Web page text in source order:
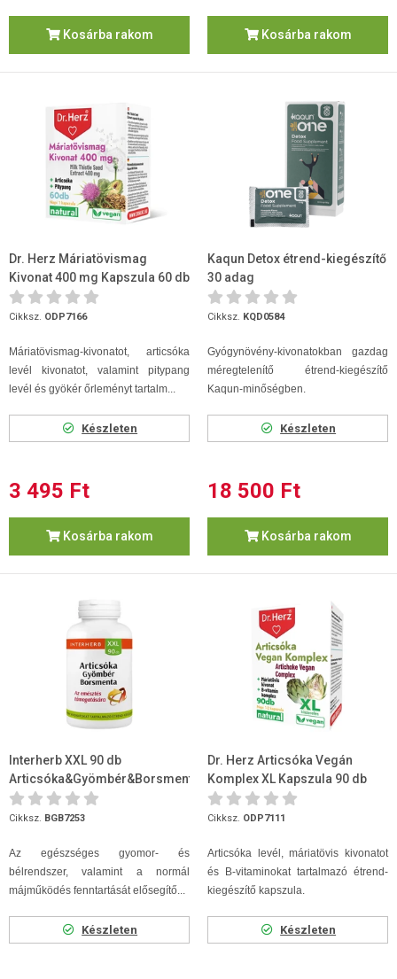
Kosárba rakom Kosárba rakom
Dr. Herz Máriatövismag
Kivonat 400 mg Kapszula 60 db
Cikksz. ODP7166
Máriatövismag-kivonatot, articsóka
levél kivonatot, valamint pitypang
levél és gyökér őrleményt tartalm...
Készleten
3 495 Ft
Kosárba rakom
Kaqun Detox étrend-kiegészítő
30 adag
Cikksz. KQD0584
Gyógynövény-kivonatokban gazdag
méregtelenítő étrend-kiegészítő
Kaqun-minőségben.
Készleten
18 500 Ft
Kosárba rakom
Interherb XXL 90 db
Articsóka&Gyömbér&Borsmenta
Cikksz. BGB7253
Az egészséges gyomor- és
bélrendszer, valamint a normál
májműködés fenntartását elősegítő...
Készleten
Dr. Herz Articsóka Vegán
Komplex XL Kapszula 90 db
Cikksz. ODP7111
Articsóka levél, máriatövis kivonatot
és B-vitaminokat tartalmazó étrend-
kiegészítő kapszula.
Készleten